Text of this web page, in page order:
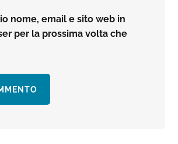
nome, email e sito web in
per la prossima volta che